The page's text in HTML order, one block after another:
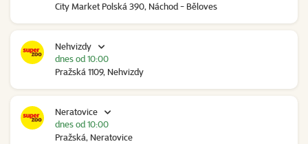
City Market Polská 390, Náchod - Běloves
Nehvizdy
Pražská 1109, Nehvizdy
dnes od 10:00
Neratovice
Pražská, Neratovice
dnes od 10:00